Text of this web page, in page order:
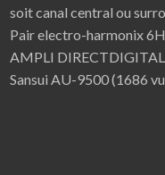
soit canal central ou
Pair electro-harmonix
AMPLI
Sansui AU-9500(1686